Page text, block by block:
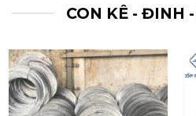
CON KÊ - ĐINH